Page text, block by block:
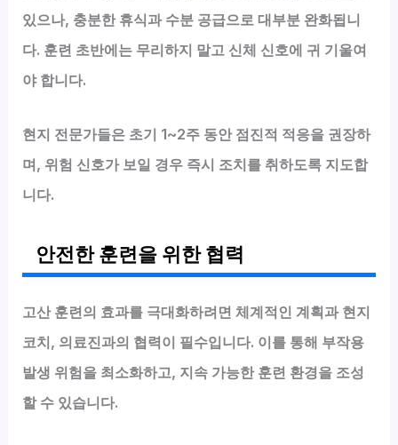
있으나, 충분한 휴식과 수분 공급으로 대부분 완화됩니
다. 훈련 초반에는 무리하지 말고 신체 신호에 귀 기울여
야 합니다.
현지 전문가들은 초기 1~2주 동안 점진적 적응을 권장하
며, 위험 신호가 보일 경우 즉시 조치를 취하도록 지도합
니다.
안전한 훈련을 위한 협력
고산 훈련의 효과를 극대화하려면 체계적인 계획과 현지
코치, 의료진과의 협력이 필수입니다. 이를 통해 부작용
발생 위험을 최소화하고, 지속 가능한 훈련 환경을 조성
할 수 있습니다.